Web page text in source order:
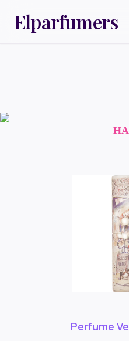
Elparfumers
Perfume